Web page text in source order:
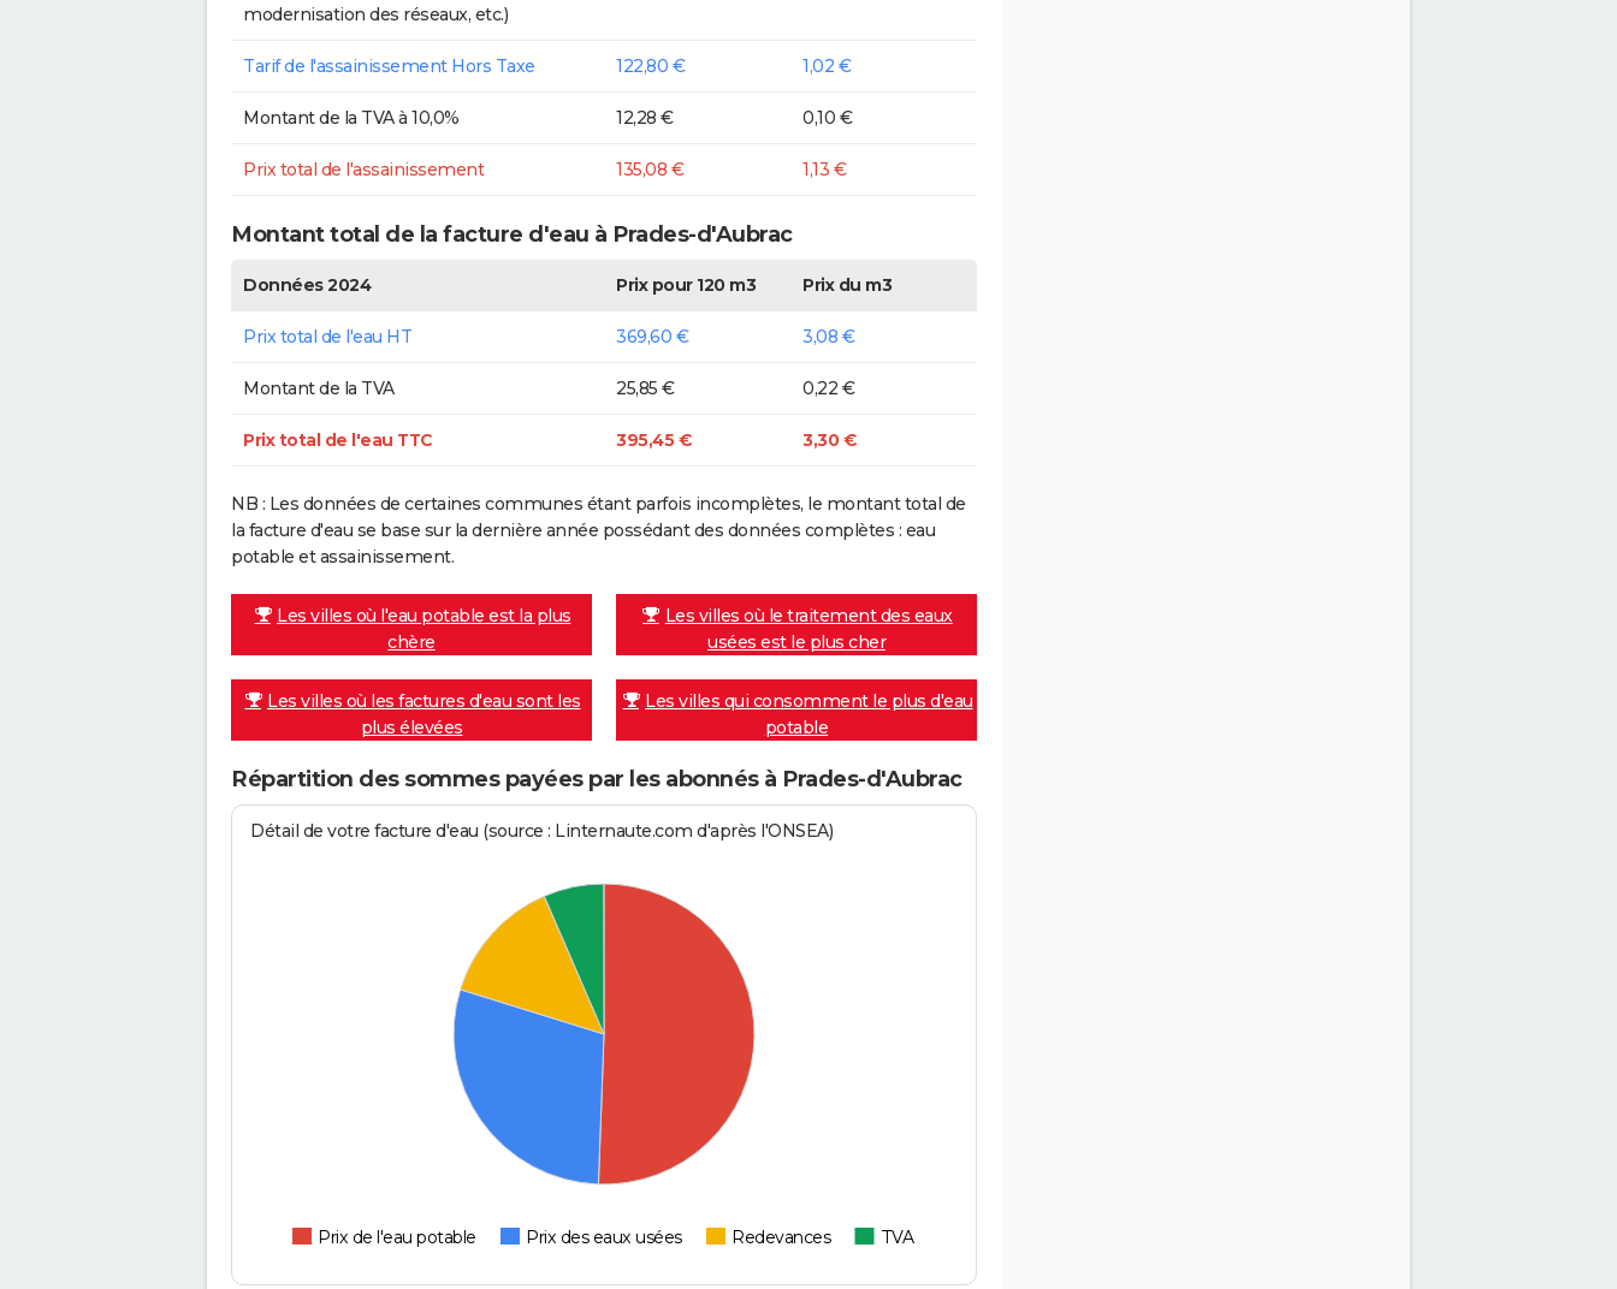
modernisation des réseaux, etc.)
Tarif de l'assainissement Hors Taxe 122,80 € 1,02 €
Montant de la TVA à 10,0% 12,28 € 0,10 €
Prix total de l'assainissement 135,08 € 1,13 €
Montant total de la facture d'eau à Prades-d'Aubrac
Données 2024 Prix pour 120 m3 Prix du m3
Prix total de l'eau HT 369,60 € 3,08 €
Montant de la TVA 25,85 € 0,22 €
Prix total de l'eau TTC 395,45 € 3,30 €
NB : Les données de certaines communes étant parfois incomplètes, le montant total de
la facture d'eau se base sur la dernière année possédant des données complètes : eau
potable et assainissement.
Les villes où l'eau potable est la plus
chère
Les villes où le traitement des eaux
usées est le plus cher
Les villes où les factures d'eau sont les
plus élevées
Les villes qui consomment le plus d'eau
potable
Répartition des sommes payées par les abonnés à Prades-d'Aubrac
Détail de votre facture d'eau (source : Linternaute.com d'après l'ONSEA)
Prix de l'eau potable Prix des eaux usées Redevances TVA